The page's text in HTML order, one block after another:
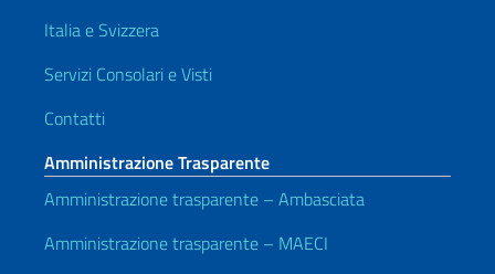
Italia e Svizzera
Servizi Consolari e Visti
Contatti
Amministrazione Trasparente
Amministrazione trasparente – Ambasciata
Amministrazione trasparente – MAECI